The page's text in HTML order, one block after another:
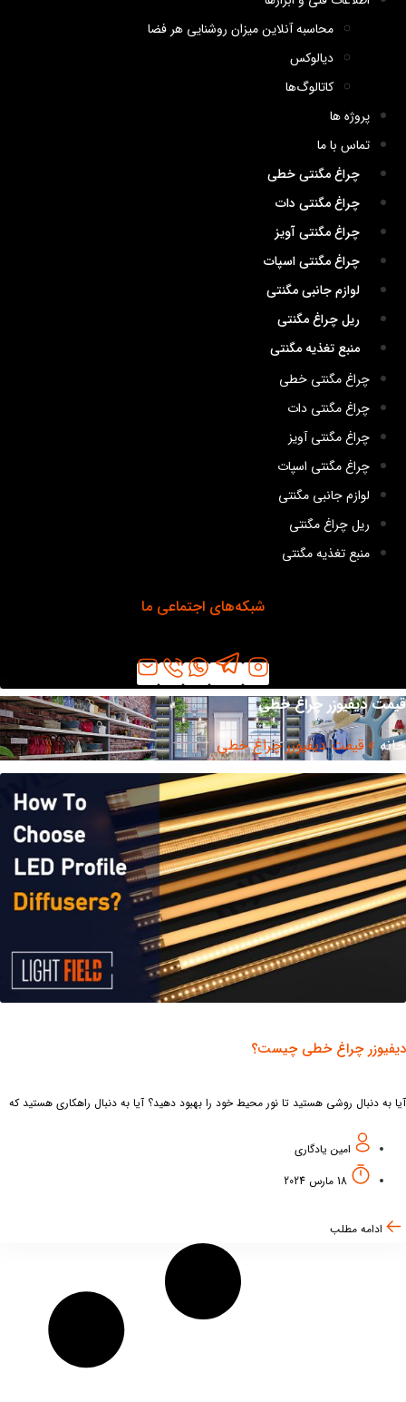
محاسبه آنلاین میزان روشنایی هر فضا
دیالوکس
کاتالوگ‌ها
پروژه ها
تماس با ما
چراغ مگنتی خطی
چراغ مگنتی دات
چراغ مگنتی آویز
چراغ مگنتی اسپات
لوازم جانبی مگنتی
ریل چراغ مگنتی
منبع تغذیه مگنتی
چراغ مگنتی خطی
چراغ مگنتی دات
چراغ مگنتی آویز
چراغ مگنتی اسپات
لوازم جانبی مگنتی
ریل چراغ مگنتی
منبع تغذیه مگنتی
شبکه‌های اجتماعی ما
دیفیوزر چراغ خطی
»قیمت دیفیوزر چراغ خطی
چراغ خطی چیست؟
به دنبال روشی هستید تا نور محیط خود را بهبود دهید؟ آیا به دنبال راهکاری هستید که
امین یادگاری
18 مارس 2024
ادامه مطلب